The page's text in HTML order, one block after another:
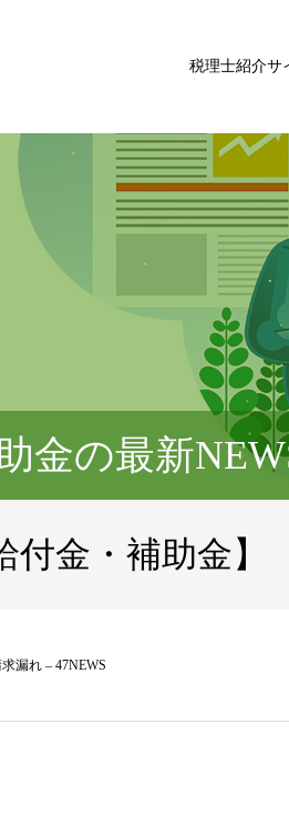
税理士紹介サ
金の最新
金・補助金】
漏れ – 47NEWS